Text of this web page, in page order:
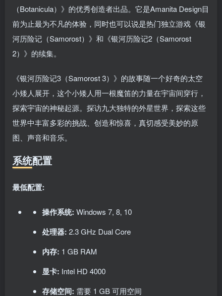
（Botanicula）》的优秀创造者出品。它是Amanita Design目
前为止最为不凡的体验，同时也可以说是热门独立游戏《银
河历险记（Samorost）》和《银河历险记2（Samorost
2）》的续集。
《银河历险记3（Samorost 3）》的故事随一个好奇的太空
小矮人展开，这个小矮人用一根魔笛的力量在宇宙间穿行，
探索宇宙的神秘起源。探访九大独特的外星世界，探索这些
世界中丰富多彩的挑战、创造和惊喜，真切感受美妙的原
图、声音和音乐。
系统配置
最低配置:
操作系统: Windows 7, 8, 10
处理器: 2.3 GHz Dual Core
内存: 1 GB RAM
显卡: Intel HD 4000
存储空间: 需要 1 GB 可用空间